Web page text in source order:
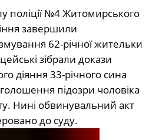
поліції №4 Житомирського
завершили
62-річної жительки
зібрали докази
діяння 33-річного сина
підозри чоловіка
Нині обвинувальний акт
до суду.